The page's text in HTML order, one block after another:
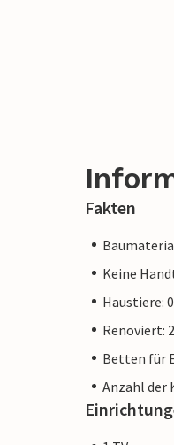
Fakten
Keine
Haustiere: 0
Renoviert:
Betten für
Anzahl der